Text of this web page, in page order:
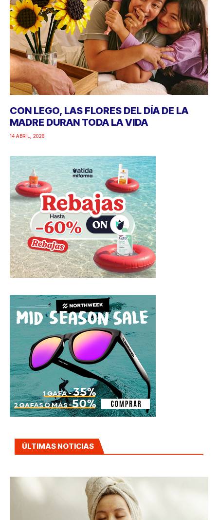
CON LEGO, LAS FLORES DEL DÍA DE LA
MADRE DURAN TODA LA VIDA
14 ABRIL, 2026
ÚLTIMAS NOTICIAS